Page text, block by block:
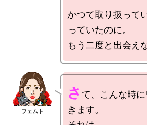
かつて取り扱って
っていたのに。
さ て、こんな時
きます。